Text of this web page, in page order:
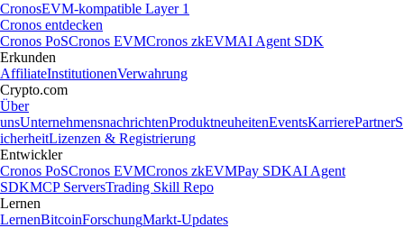
CronosEVM-kompatible Layer 1
Cronos entdecken
Cronos PoSCronos EVMCronos zkEVMAI Agent SDK
Erkunden
AffiliateInstitutionenVerwahrung
Crypto.com
Über
unsUnternehmensnachrichtenProduktneuheitenEventsKarrierePartnerS
icherheitLizenzen & Registrierung
Entwickler
Cronos PoSCronos EVMCronos zkEVMPay SDKAI Agent
SDKMCP ServersTrading Skill Repo
Lernen
LernenBitcoinForschungMarkt-Updates